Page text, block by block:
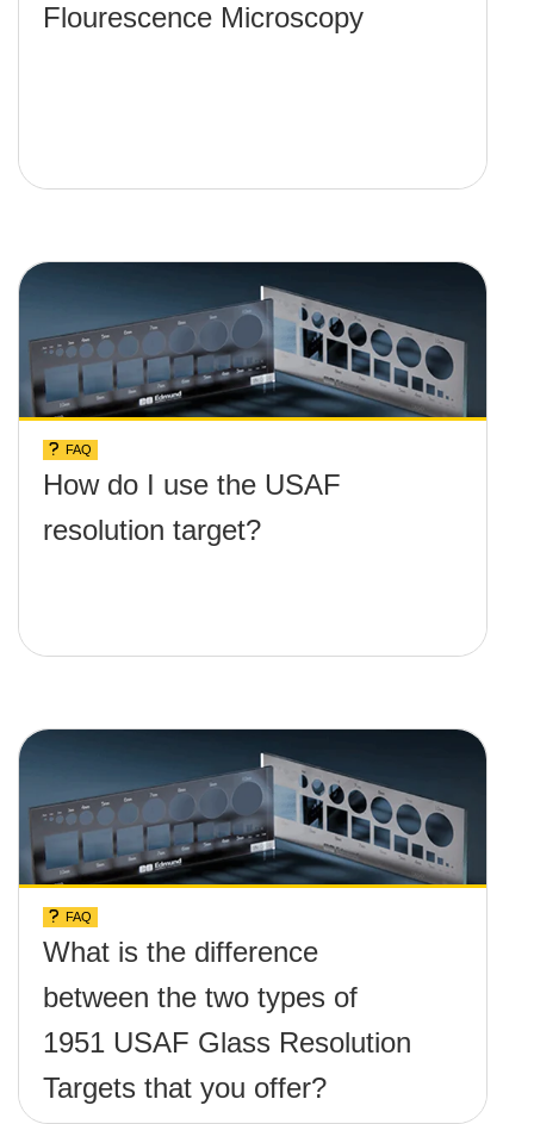
Flourescence Microscopy
FAQ
How do I use the USAF
resolution target?
FAQ
What is the difference
between the two types of
1951 USAF Glass Resolution
Targets that you offer?